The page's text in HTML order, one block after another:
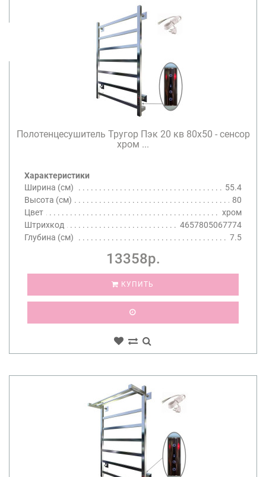
Полотенцесушитель Тругор Пэк 20 кв 80х50 - сенсор
хром ...
Характеристики
Ширина (см)
55.4
Высота (см)
80
Цвет
хром
Штрихкод
4657805067774
Глубина (см)
7.5
13358р.
КУПИТЬ